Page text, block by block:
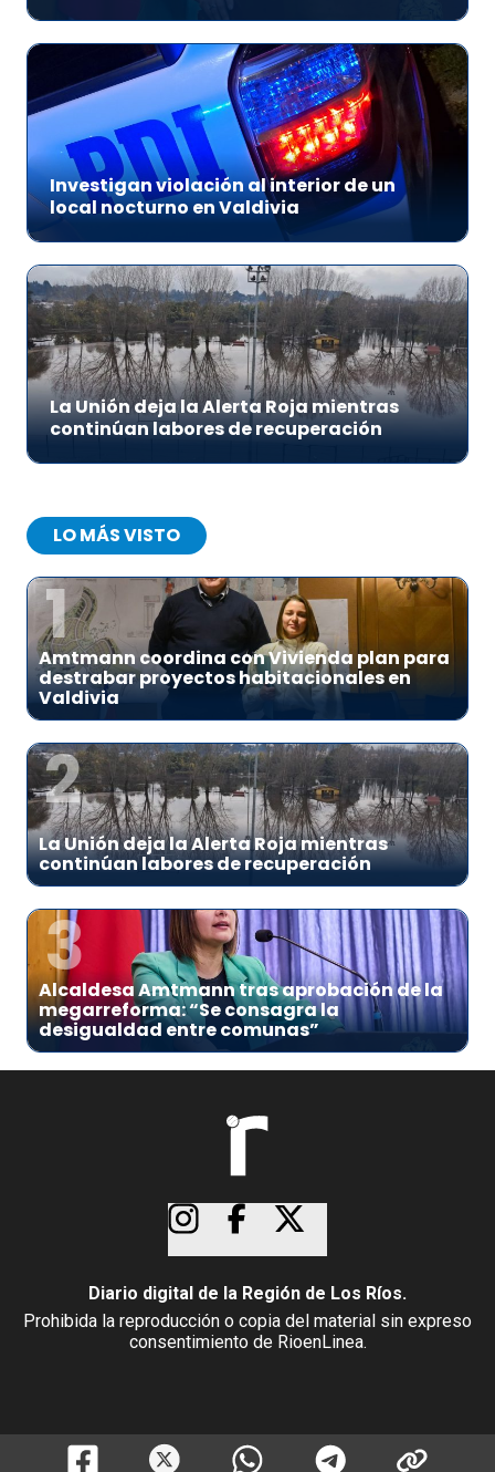
Investigan violación al interior de un
local nocturno en Valdivia
La Unión deja la Alerta Roja mientras
continúan labores de recuperación
LO MÁS VISTO
1
Amtmann coordina con Vivienda plan para
destrabar proyectos habitacionales en
Valdivia
2
La Unión deja la Alerta Roja mientras
continúan labores de recuperación
3
Alcaldesa Amtmann tras aprobación de la
megarreforma: “Se consagra la
desigualdad entre comunas”
Diario digital de la Región de Los Ríos.
Prohibida la reproducción o copia del material sin expreso
consentimiento de RioenLinea.